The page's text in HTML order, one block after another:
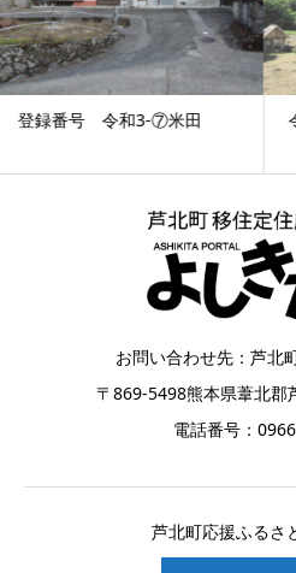
令和7－⑥塩浸
お問い合わせ先：芦北
〒869-5498熊本県葦北郡
電話番号：
芦北町応援ふるさ